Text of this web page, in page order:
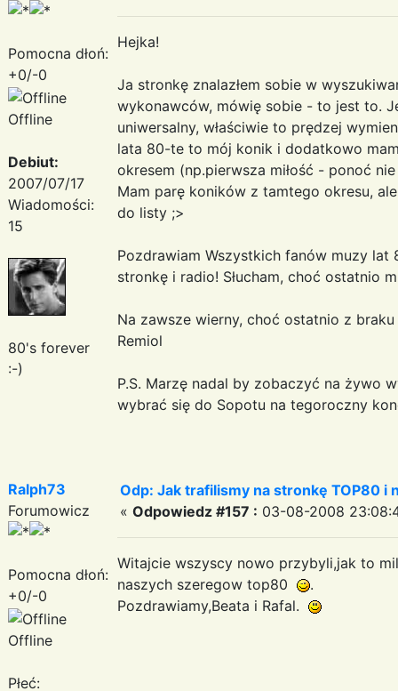
Pomocna dłoń:
+0/-0
Offline
Debiut:
2007/07/17
Wiadomości:
15
80's forever
:-)
Hejka!
Ja stronkę znalazłem sobie w
wykonawców, mówię sobie - to jest to.
uniwersalny, właściwie to prędzej
lata 80-te to mój konik i dodatkowo
okresem (np.pierwsza miłość - ponoć
Mam parę koników z tamtego okresu,
do listy ;>
Pozdrawiam Wszystkich fanów muzy
stronkę i radio! Słucham, choć ostatnio
Na zawsze wierny, choć ostatnio z
Remiol
P.S. Marzę nadal by zobaczyć na żywo
wybrać się do Sopotu na tegoroczny
Ralph73
Forumowicz
Pomocna dłoń:
+0/-0
Offline
Płeć:
Odp: Jak trafilismy na stronkę TOP80 i
« Odpowiedz #157 : 03-08-2008
Witajcie wszyscy nowo przybyli,jak to
naszych szeregow top80
.
Pozdrawiamy,Beata i Rafal.